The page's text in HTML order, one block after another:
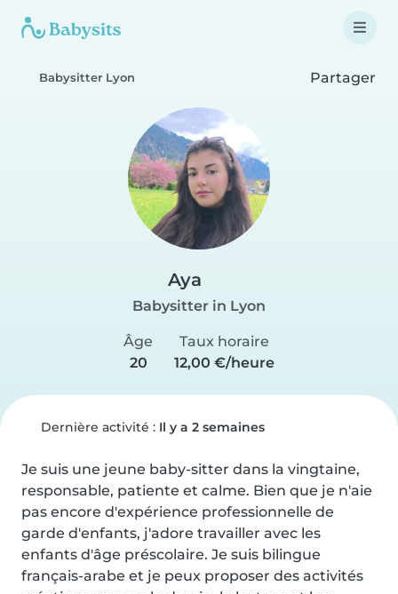
Babysitter Lyon Partager
Aya
Babysitter in Lyon
Âge
20
Taux horaire
12,00 €/heure
Dernière activité : Il y a 2 semaines
Je suis une jeune baby-sitter dans la vingtaine,
responsable, patiente et calme. Bien que je n'aie
pas encore d'expérience professionnelle de
garde d'enfants, j'adore travailler avec les
enfants d'âge préscolaire. Je suis bilingue
français-arabe et je peux proposer des activités